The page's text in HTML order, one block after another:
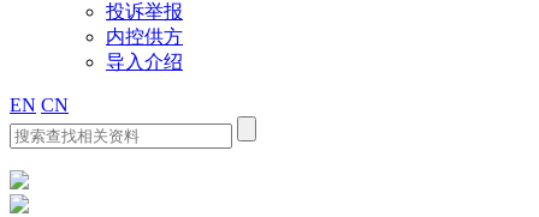
投诉举报
内控供方
导入介绍
EN CN